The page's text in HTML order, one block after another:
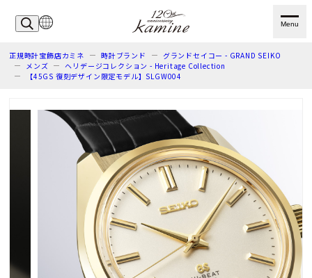
Menu
正規時計宝飾店カミネ 時計ブランド
グランドセイコー - GRAND SEIKO
メンズ
ヘリデージコレクション - Heritage Collection
【45GS 復刻デザイン限定モデル】SLGW004